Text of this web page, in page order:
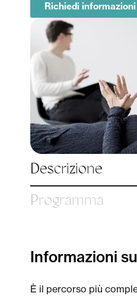
Richiedi informazioni
Descrizione
Programma
Informazioni
È il percorso più